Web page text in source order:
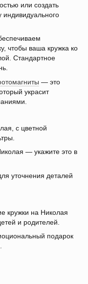
или создать
чтобы ваша кружка ко
Стандартное
— это
украсит
с цветной
— укажите это в
уточнения деталей
кружки на Николая
и родителей.
подарок